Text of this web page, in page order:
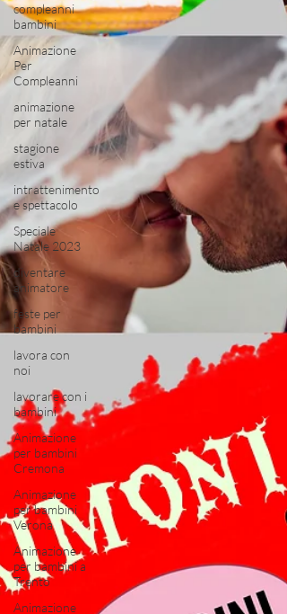
compleanni
bambini
Animazione
Per
Compleanni
animazione
per natale
stagione
estiva
intrattenimento
e spettacolo
Speciale
Natale 2023
diventare
animatore
feste per
bambini
lavora con
noi
lavorare con i
bambini
Animazione
per bambini
Cremona
Animazione
per bambini
Verona
Animazione
per bambini a
Trento
Animazione